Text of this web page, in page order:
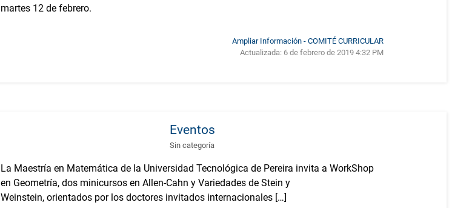
martes 12 de febrero.
Ampliar Información - COMITÉ CURRICULAR
Actualizada: 6 de febrero de 2019 4:32 PM
Eventos
Sin categoría
La Maestría en Matemática de la Universidad Tecnológica de Pereira invita a WorkShop
en Geometría, dos minicursos en Allen-Cahn y Variedades de Stein y
Weinstein, orientados por los doctores invitados internacionales […]